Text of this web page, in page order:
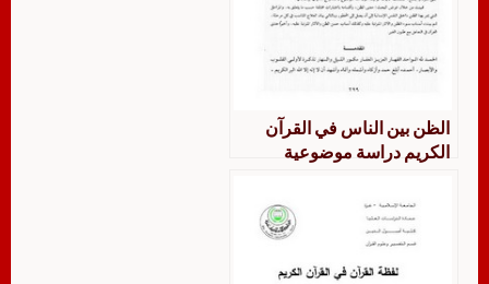
الظن بين الناس في القرآن
الكريم دراسة موضوعية